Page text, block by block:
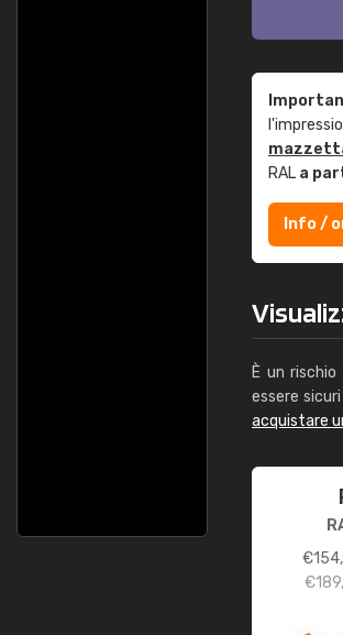
RAL a
Info /
È un
essere
acquistare
€
€